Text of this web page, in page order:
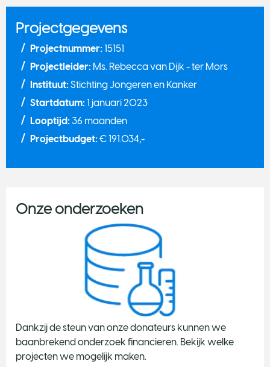
Projectgegevens
Projectnummer: 15151
Projectleider: Ms. Rebecca van Dijk - ter Mors
Instituut: Stichting Jongeren en Kanker
Startdatum: 1 januari 2023
Looptijd: 36 maanden
Projectbudget: € 191.034,-
Onze onderzoeken
Dankzij de steun van onze donateurs kunnen we
baanbrekend onderzoek financieren. Bekijk welke
projecten we mogelijk maken.